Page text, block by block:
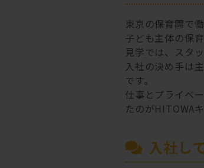
東京の保育園で
子ども主体の保
見学では、スタ
入社の決め手は
です。
仕事とプライベ
たのがHITOWA
入社し